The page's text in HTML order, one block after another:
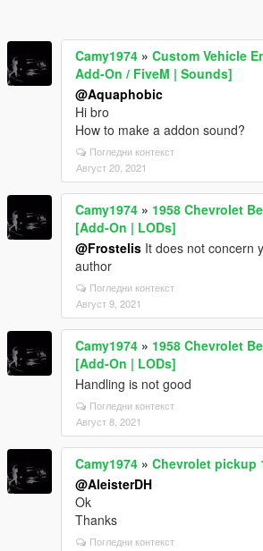
Camy1974 » Custom Vehicle
Add-On / FiveM | Sounds]
@Aquaphobic
Hi bro
How to make a addon sound?
Погледни контекст
Август 20, 2021
Camy1974 » 1958 Chevrolet
[Add-On | LODs]
@Frostelis It does not concern
author
Погледни контекст
Август 9, 2021
Camy1974 » 1958 Chevrolet
[Add-On | LODs]
Handling is not good
Погледни контекст
Август 8, 2021
Camy1974 » Chevrolet pickup
@AleisterDH
Ok
Thanks
Погледни контекст